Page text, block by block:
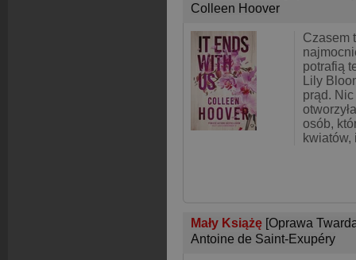
Colleen Hoover
Czasem
potrafią
Lily
prąd.
osób,
kwiatów,
Mały Książę [Oprawa
Antoine de Saint-Exupéry